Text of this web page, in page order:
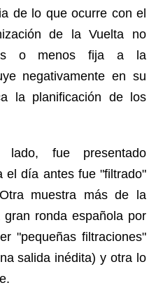
de lo que ocurre con el
de la Vuelta no
o menos fija a la
negativamente en su
la planificación de los
fue presentado
el día antes fue "filtrado"
muestra más de la
ronda española por
"pequeñas filtraciones"
salida inédita) y otra lo